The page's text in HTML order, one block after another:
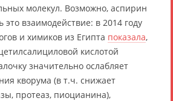
молекул. Возможно, аспирин
это взаимодействие: в 2014 году
и химиков из Египта показала,
кислотой
значительно ослабляет
кворума (в т.ч. снижает
протеаз, пиоцианина),